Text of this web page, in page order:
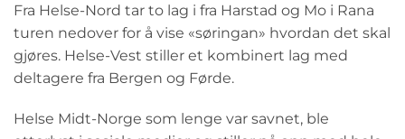
Fra Helse-Nord tar to lag i fra Harstad og Mo i Rana
turen nedover for å vise «søringan» hvordan det skal
gjøres. Helse-Vest stiller et kombinert lag med
deltagere fra Bergen og Førde.
Helse Midt-Norge som lenge var savnet, ble